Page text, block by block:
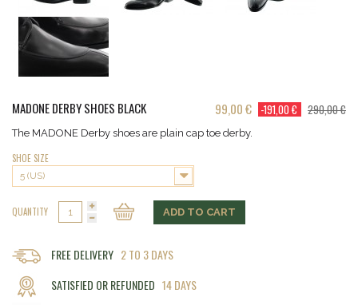
MADONE DERBY SHOES BLACK 99,00 € -191,00 € 290,00 €
The MADONE Derby shoes are plain cap toe derby.
SHOE SIZE
5 (US)
QUANTITY ADD TO CART
FREE DELIVERY 2 TO 3 DAYS
SATISFIED OR REFUNDED 14 DAYS